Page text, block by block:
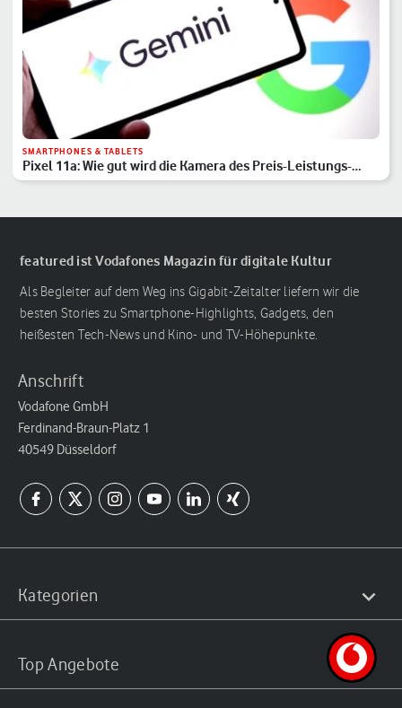
SMARTPHONES & TABLETS
Pixel 11a: Wie gut wird die Kamera des Preis-Leistungs-
Hits?
featured ist Vodafones Magazin für digitale Kultur
Als Begleiter auf dem Weg ins Gigabit-Zeitalter liefern wir die
besten Stories zu Smartphone-Highlights, Gadgets, den
heißesten Tech-News und Kino- und TV-Höhepunkte.
Anschrift
Vodafone GmbH
Ferdinand-Braun-Platz 1
40549 Düsseldorf
Kategorien
Top Angebote